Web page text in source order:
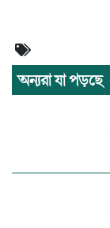
অন্যরা যা পড়ছে